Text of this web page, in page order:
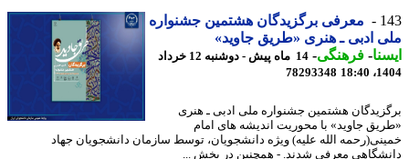
معرفی برگزیدگان هشتمین جشنواره
ادبی ـ هنری «طریق جاوید»
-فرهنگی-
14 ماه پیش - دوشنبه 12 خرداد
78293348
هشتمین جشنواره ملی ادبی ـ هنری
جاوید» با محوریت اندیشه های امام
الله علیه) ویژه دانشجویان، توسط سازمان دانشجویان جهاد
معرفی شدند. - همچنین در بخش ...